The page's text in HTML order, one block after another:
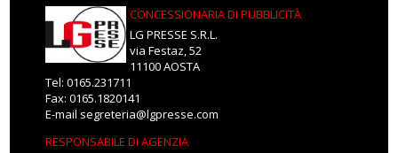
CONCESSIONARIA DI PUBBLICITÀ
LG PRESSE S.R.L.
via Festaz, 52
11100 AOSTA
Tel: 0165.231711
Fax: 0165.1820141
E-mail segreteria@lgpresse.com
RESPONSABILE DI AGENZIA